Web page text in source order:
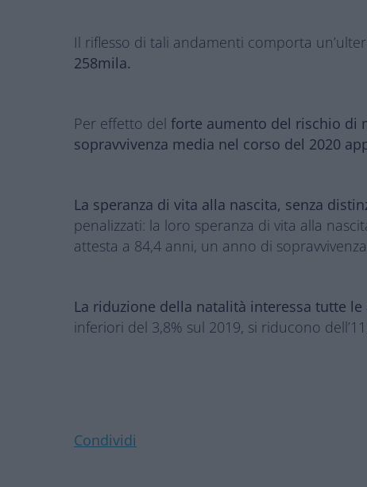
Il riflesso di tali andamenti comporta
258mila.
Per effetto del forte aumento del rischio di
sopravvivenza media nel corso del 2020
La speranza di vita alla nascita, senza
penalizzati: la loro speranza di vita alla
attesta a 84,4 anni, un anno di
La riduzione della natalità interessa tutte le
inferiori del 3,8% sul 2019, si riducono
Condividi